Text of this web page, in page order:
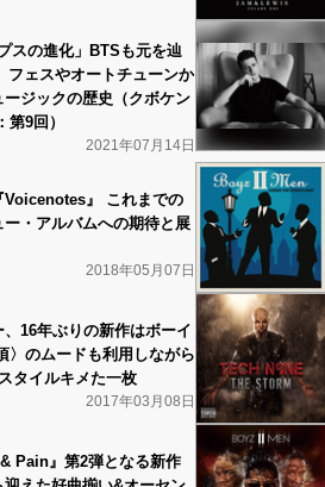
スの進化」BTSも元を辿
ェスやオートチューンか
ジックの歴史（クボケン
9回）
2021年07月14日
Voicenotes』 これまでの
・アルバムへの期待と展
2018年05月07日
16年ぶりの新作はボーイ
〉のムードも利用しながら
タイルキメた一枚
2017年03月08日
Pain』第2弾となる新作